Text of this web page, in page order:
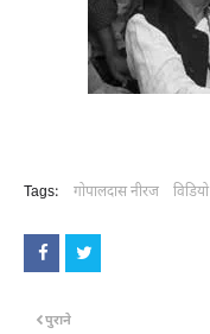
Tags: गोपालदास नीरज विडियो
पुराने